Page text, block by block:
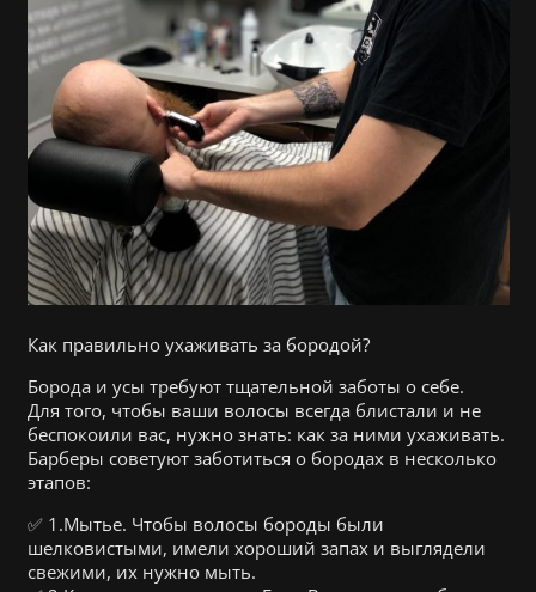
Как правильно ухаживать за бородой?
Борода и усы требуют тщательной заботы о себе.
Для того, чтобы ваши волосы всегда блистали и не
беспокоили вас, нужно знать: как за ними ухаживать.
Барберы советуют заботиться о бородах в несколько
этапов:
✅ 1.Мытье. Чтобы волосы бороды были
шелковистыми, имели хороший запах и выглядели
свежими, их нужно мыть.